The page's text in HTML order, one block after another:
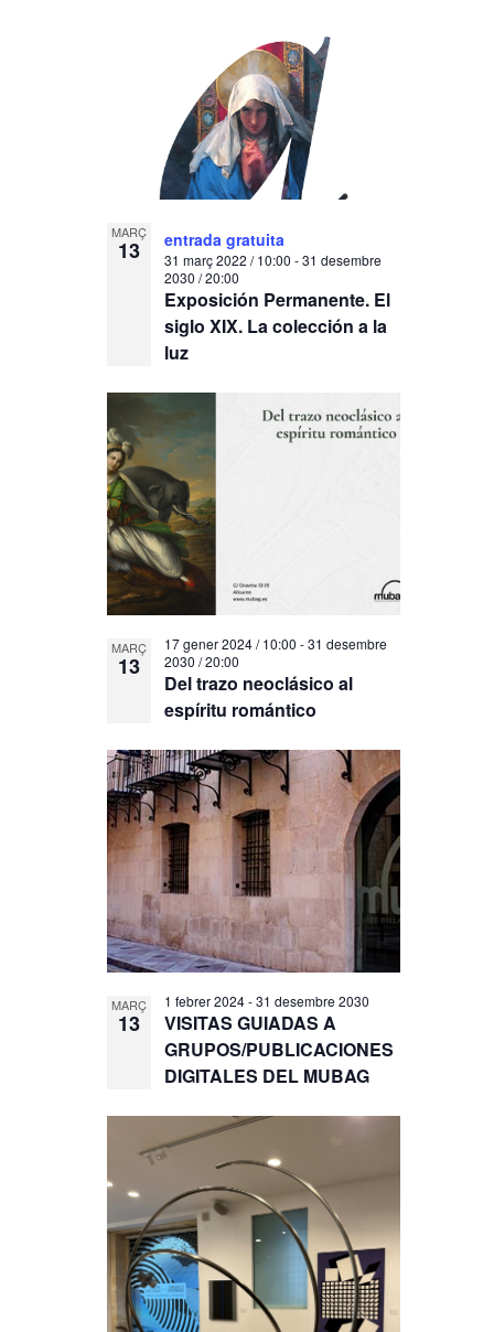
MARÇ
13
Exposición Permanente. El
siglo XIX. La colección a la
luz
31 març 2022 / 10:00 -31 desembre
2030 / 20:00
entrada gratuita
MARÇ
13
Del trazo neoclásico al
espíritu romántico
17 gener 2024 / 10:00 -31 desembre
2030 / 20:00
MARÇ
13
VISITAS GUIADAS A
GRUPOS/PUBLICACIONES
DIGITALES DEL MUBAG
1 febrer 2024-31 desembre 2030